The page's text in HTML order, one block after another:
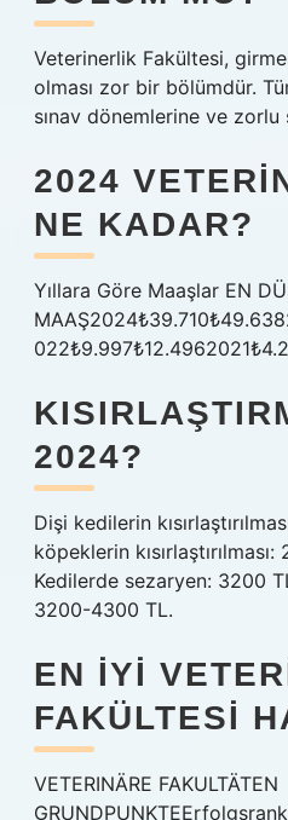
Veterinerlik Fakültesi,
olması zor bir bölümdür.
sınav dönemlerine ve zorlu
2024
NE KADAR?
Yıllara Göre Maaşlar EN
2024?
Dişi kedilerin
köpeklerin
Kedilerde sezaryen: 3200
3200-4300 TL.
EN IYI
FAKÜLTESI
VETERINÄRE FAKULTÄTEN